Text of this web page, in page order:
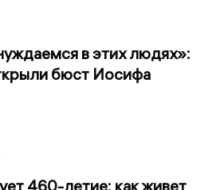
в этих людях»:
бюст Иосифа
460-летие: как живет